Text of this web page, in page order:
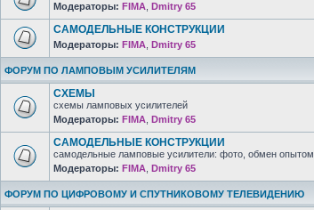
Модераторы: FIMA Dmitry 65
САМОДЕЛЬНЫЕ КОНСТРУКЦИИ
Модераторы: FIMA Dmitry 65
ФОРУМ ПО ЛАМПОВЫМ УСИЛИТЕЛЯМ
СХЕМЫ
схемы ламповых усилителей
Модераторы: FIMA Dmitry 65
САМОДЕЛЬНЫЕ КОНСТРУКЦИИ
самодельные ламповые усилители: фото, обмен опытом
Модераторы: FIMA Dmitry 65
ФОРУМ ПО ЦИФРОВОМУ И СПУТНИКОВОМУ ТЕЛЕВИДЕНИЮ